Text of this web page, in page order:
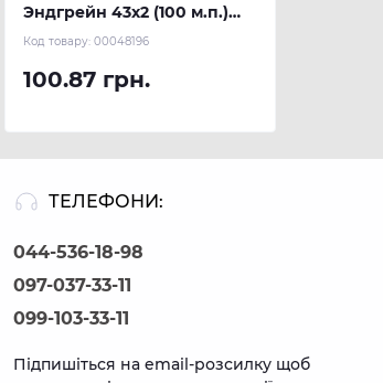
Эндгрейн 43х2 (100 м.п.)
REHAU
Код товару: 00048196
100.87 грн.
ТЕЛЕФОНИ:
044-536-18-98
097-037-33-11
099-103-33-11
Підпишіться на email-розсилку щоб